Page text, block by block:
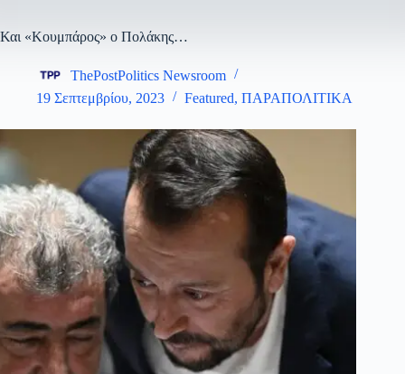
Και «Κουμπάρος» ο Πολάκης…
ThePostPolitics Newsroom
19 Σεπτεμβρίου, 2023
Featured, ΠΑΡΑΠΟΛΙΤΙΚΑ